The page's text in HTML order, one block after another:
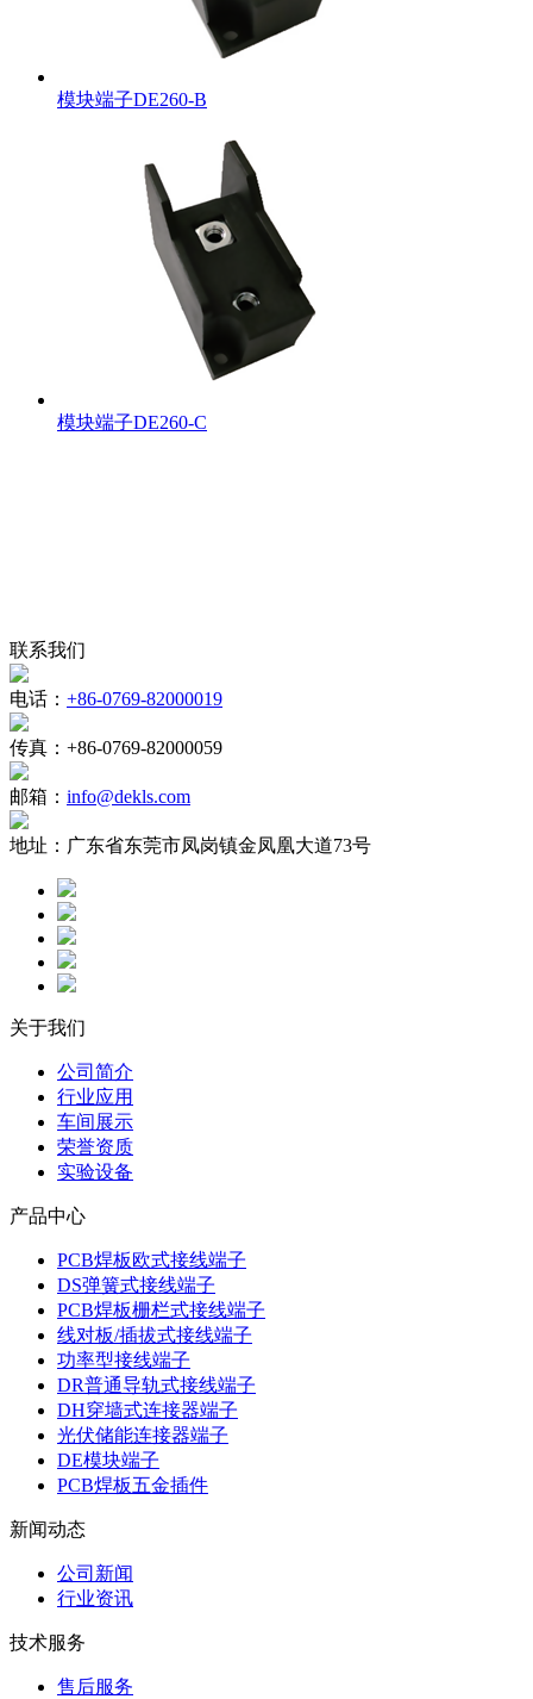
模块端子DE260-B
模块端子DE260-C
联系我们
电话： +86-0769-82000019
传真： +86-0769-82000059
邮箱： info@dekls.com
地址： 广东省东莞市凤岗镇金凤凰大道73号
关于我们
公司简介
行业应用
车间展示
荣誉资质
实验设备
产品中心
PCB焊板欧式接线端子
DS弹簧式接线端子
PCB焊板栅栏式接线端子
线对板/插拔式接线端子
功率型接线端子
DR普通导轨式接线端子
DH穿墙式连接器端子
光伏储能连接器端子
DE模块端子
PCB焊板五金插件
新闻动态
公司新闻
行业资讯
技术服务
售后服务